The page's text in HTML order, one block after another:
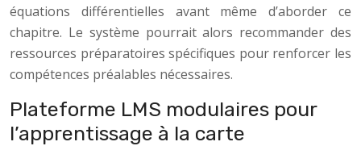
équations différentielles avant même d’aborder ce
chapitre. Le système pourrait alors recommander des
ressources préparatoires spécifiques pour renforcer les
compétences préalables nécessaires.
Plateforme LMS modulaires pour
l’apprentissage à la carte